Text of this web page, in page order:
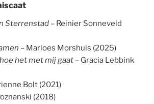
Sterrenstad – Reinier Sonneveld
– Marloes Morshuis (2025)
het met mij gaat – Gracia Lebbink
Bolt (2021)
(2018)